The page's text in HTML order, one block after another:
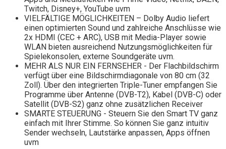
Twitch, Disney+, YouTube uvm
VIELFÄLTIGE MÖGLICHKEITEN – Dolby Audio liefert
einen optimierten Sound und zahlreiche Anschlüsse wie
2x HDMI (CEC + ARC), USB mit Media-Player sowie
WLAN bieten ausreichend Nutzungsmöglichkeiten für
Spielekonsolen, externe Soundgeräte uvm.
MEHR ALS NUR EIN FERNSEHER - Der Flachbildschirm
verfügt über eine Bildschirmdiagonale von 80 cm (32
Zoll). Über den integrierten Triple-Tuner empfangen Sie
Programme über Antenne (DVB-T2), Kabel (DVB-C) oder
Satellit (DVB-S2) ganz ohne zusätzlichen Receiver
SMARTE STEUERUNG - Steuern Sie den Smart TV ganz
einfach mit Ihrer Stimme. So können Sie ganz intuitiv
Sender wechseln, Lautstärke anpassen, Apps öffnen
uvm